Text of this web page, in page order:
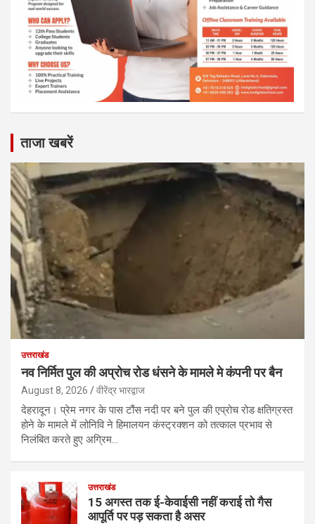
ताजा खबरें
उत्तराखंड
नव निर्मित पुल की अप्रोच रोड धंसने के मामले मे कंपनी पर बैन
August 8, 2026 वीरेंद्र भारद्वाज
देहरादून। प्रेम नगर के पास टौंस नदी पर बने पुल की एप्रोच रोड क्षतिग्रस्त
होने के मामले में लोनिवि ने हिमालयन कंस्ट्रक्शन को तत्काल प्रभाव से
निलंबित करते हुए अग्रिम…
उत्तराखंड
15 अगस्त तक ई-केवाईसी नहीं कराई तो गैस
आपूर्ति पर पड़ सकता है असर